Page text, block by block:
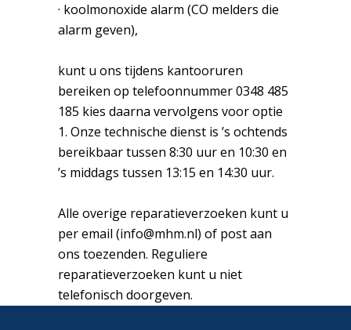
· koolmonoxide alarm (CO melders die
alarm geven),
kunt u ons tijdens kantooruren
bereiken op telefoonnummer 0348 485
185 kies daarna vervolgens voor optie
1. Onze technische dienst is ’s ochtends
bereikbaar tussen 8:30 uur en 10:30 en
’s middags tussen 13:15 en 14:30 uur.
Alle overige reparatieverzoeken kunt u
per email (info@mhm.nl) of post aan
ons toezenden. Reguliere
reparatieverzoeken kunt u niet
telefonisch doorgeven.